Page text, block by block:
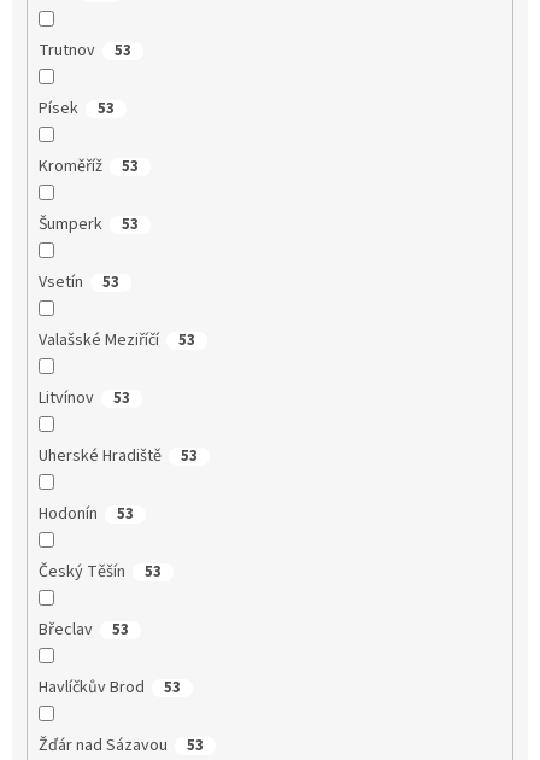
Trutnov 53
Písek 53
Kroměříž 53
Šumperk 53
Vsetín 53
Valašské Meziříčí 53
Litvínov 53
Uherské Hradiště 53
Hodonín 53
Český Těšín 53
Břeclav 53
Havlíčkův Brod 53
Žďár nad Sázavou 53